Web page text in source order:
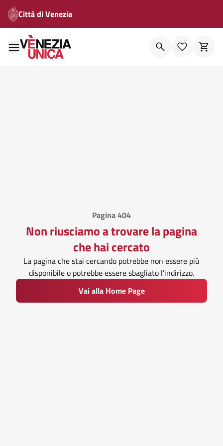
Città di Venezia
Pagina 404
Non riusciamo a trovare la pagina
che hai cercato
La pagina che stai cercando potrebbe non essere più
disponibile o potrebbe essere sbagliato l’indirizzo.
Vai alla Home Page